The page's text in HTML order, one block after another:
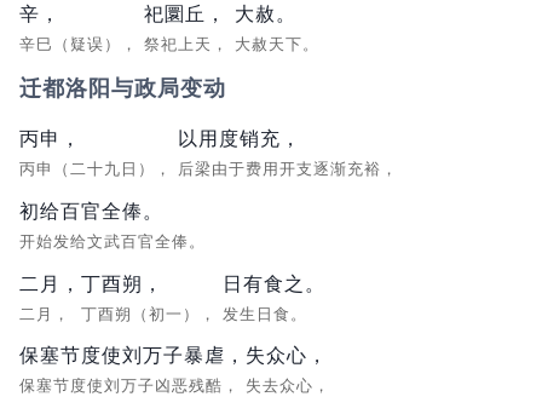
辛，
辛巳（疑误），
祀圜丘，
祭祀上天，
大赦。
大赦天下。
迁都洛阳与政局变动
丙申，
丙申（二十九日），
以用度销充，
后梁由于费用开支逐渐充裕，
初给百官全俸。
开始发给文武百官全俸。
二月，
二月，
丁酉朔，
丁酉朔（初一），
日有食之。
发生日食。
保塞节度使刘万子暴虐，
保塞节度使刘万子凶恶残酷，
失众心，
失去众心，